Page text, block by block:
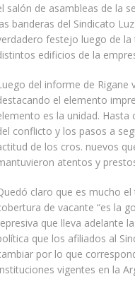
salón de asambleas de la
banderas del Sindicato
festejo luego de la
edificios de la
del informe de
el elemento
es la unidad.
conflicto y los pasos a
de los cros. nuevos
atentos y
claro que es mucho
de vacante “es la
que lleva adelante
que los afiliados al
por lo que
vigentes en la